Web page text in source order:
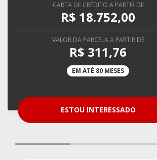
CARTA DE CRÉDITO A PARTIR DE
R$ 18.752,00
VALOR DA PARCELA A PARTIR DE
R$ 311,76
EM ATÉ 80 MESES
ESTOU INTERESSADO